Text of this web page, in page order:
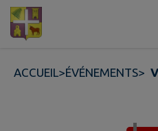
Contenu
ACCUEIL>ÉVÉNEMENTS>